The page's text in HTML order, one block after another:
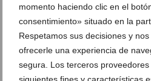
momento haciendo clic en el
consentimiento» situado en la
Respetamos sus decisiones y
ofrecerle una experiencia de
segura. Los terceros
siguientes fines y características
Terraza de Villa Mi Sueño con
maravillosas vistas – Aguila Rent a Villa